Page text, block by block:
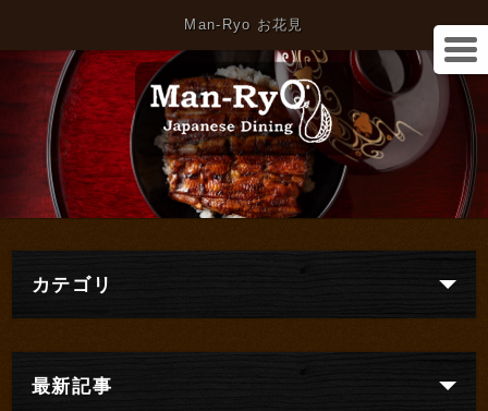
Man-Ryo お花見
カテゴリ
最新記事